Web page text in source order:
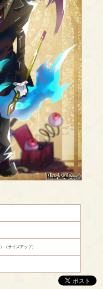
）（サイズアップ）